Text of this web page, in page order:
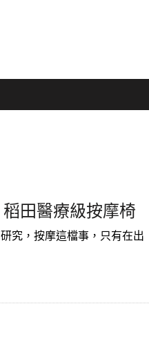
稻田醫療級按摩椅
究，按摩這檔事，只有在出